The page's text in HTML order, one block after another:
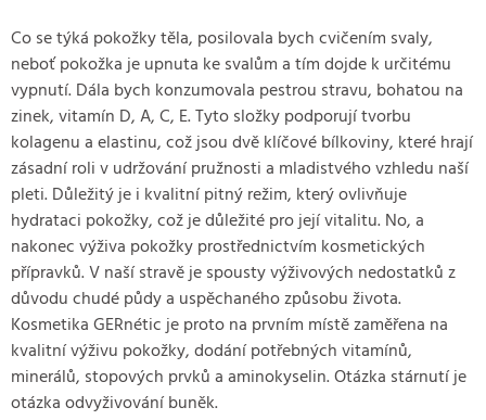
Co se týká pokožky těla, posilovala bych cvičením svaly,
neboť pokožka je upnuta ke svalům a tím dojde k určitému
vypnutí. Dála bych konzumovala pestrou stravu, bohatou na
zinek, vitamín D, A, C, E. Tyto složky podporují tvorbu
kolagenu a elastinu, což jsou dvě klíčové bílkoviny, které hrají
zásadní roli v udržování pružnosti a mladistvého vzhledu naší
pleti. Důležitý je i kvalitní pitný režim, který ovlivňuje
hydrataci pokožky, což je důležité pro její vitalitu. No, a
nakonec výživa pokožky prostřednictvím kosmetických
přípravků. V naší stravě je spousty výživových nedostatků z
důvodu chudé půdy a uspěchaného způsobu života.
Kosmetika GERnétic je proto na prvním místě zaměřena na
kvalitní výživu pokožky, dodání potřebných vitamínů,
minerálů, stopových prvků a aminokyselin. Otázka stárnutí je
otázka odvyživování buněk.